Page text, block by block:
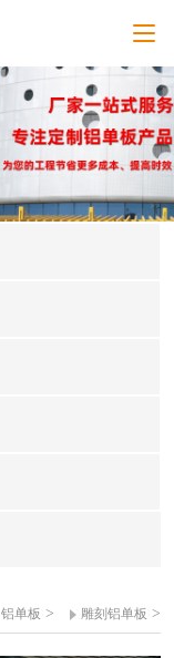
铝单板 > 雕刻铝单板 >